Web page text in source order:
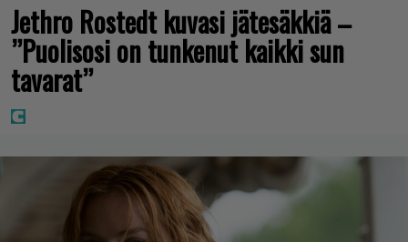
Jethro Rostedt kuvasi jätesäkkiä –
”Puolisosi on tunkenut kaikki sun
tavarat”